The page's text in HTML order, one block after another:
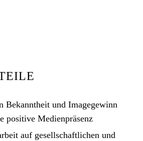
Bekanntheit und Imagegewinn
positive Medienpräsenz
auf gesellschaftlichen und